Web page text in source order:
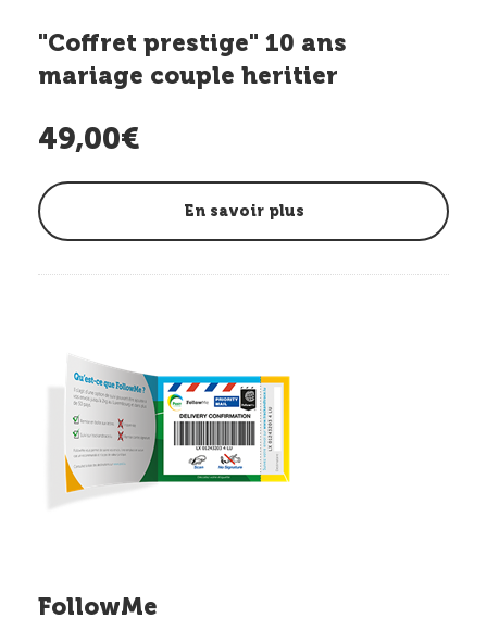
"Coffret prestige" 10 ans
mariage couple heritier
49,00€
En savoir plus
FollowMe